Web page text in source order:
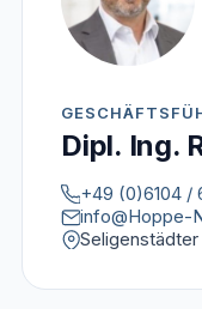
Dipl. Ing.
+49 (0)6104 /
info@Hoppe-